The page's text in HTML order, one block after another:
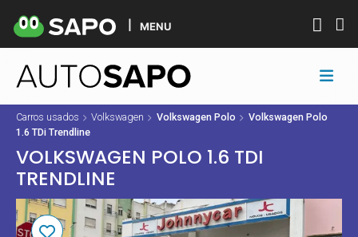
MENU
Carros usados Volkswagen Volkswagen Polo
Volkswagen Polo
1.6 TDi Trendline
VOLKSWAGEN POLO 1.6 TDI
TRENDLINE